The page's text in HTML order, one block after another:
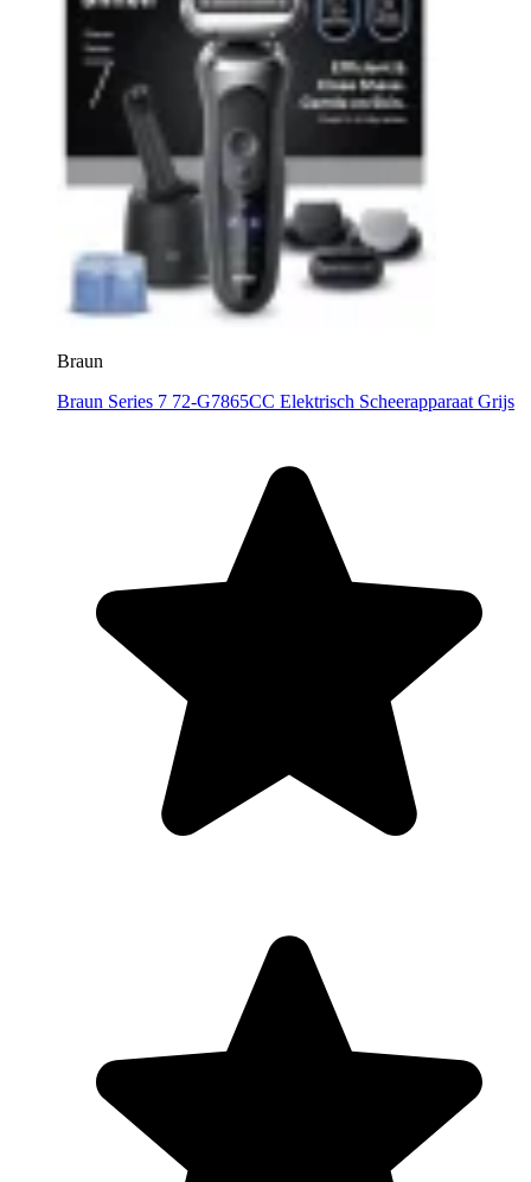
Braun
Braun Series 7 72-G7865CC Elektrisch Scheerapparaat Grijs